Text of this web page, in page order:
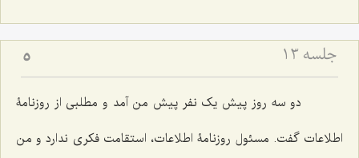
جلسه ۱۳ 5
دو سه روز پیش یک نفر پیش من آمد و مطلبی از روزنامۀ
اطلاعات گفت. مسئول روزنامۀ اطلاعات، استقامت فکری ندارد و من